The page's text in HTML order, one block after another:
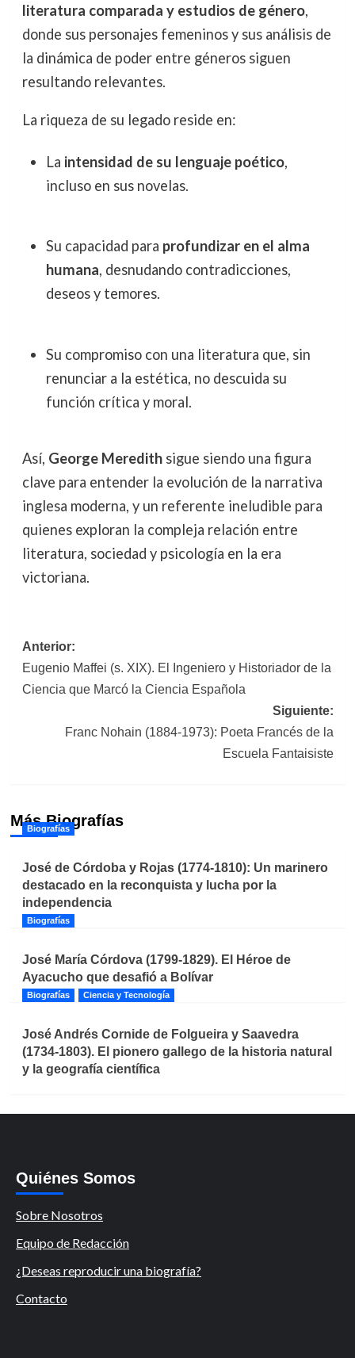
literatura comparada y estudios de género,
donde sus personajes femeninos y sus análisis de
la dinámica de poder entre géneros siguen
resultando relevantes.
La riqueza de su legado reside en:
La intensidad de su lenguaje poético,
incluso en sus novelas.
Su capacidad para profundizar en el alma
humana, desnudando contradicciones,
deseos y temores.
Su compromiso con una literatura que, sin
renunciar a la estética, no descuida su
función crítica y moral.
Así, George Meredithsigue siendo una figura
clave para entender la evolución de la narrativa
inglesa moderna, y un referente ineludible para
quienes exploran la compleja relación entre
literatura, sociedad y psicología en la era
victoriana.
Navegación
de
entradas
Anterior:
Eugenio Maffei (s. XIX). El Ingeniero y Historiador de la
Ciencia que Marcó la Ciencia Española
Siguiente:
Franc Nohain (1884-1973): Poeta Francés de la
Escuela Fantaisiste
Más Biografías
Biografías
José de Córdoba y Rojas (1774-1810): Un marinero
destacado en la reconquista y lucha por la
independencia
Biografías
José María Córdova (1799-1829). El Héroe de
Ayacucho que desafió a Bolívar
Biografías Ciencia y Tecnología
José Andrés Cornide de Folgueira y Saavedra
(1734-1803). El pionero gallego de la historia natural
y la geografía científica
Quiénes Somos
Sobre Nosotros
Equipo de Redacción
¿Deseas reproducir una biografía?
Contacto